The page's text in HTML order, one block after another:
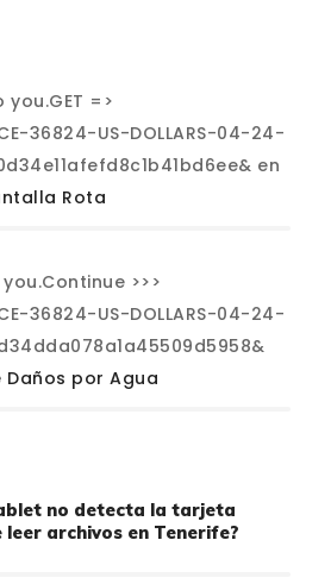
=>
36824-US-DOLLARS-04-24-
en
Rota
>>>
36824-US-DOLLARS-04-24-
Daños por Agua
no detecta la tarjeta
leer archivos en Tenerife?